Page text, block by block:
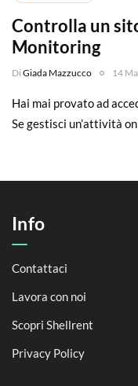
Controlla un
Monitoring
Di Giada Mazzucco 14
Hai mai provato ad
Se gestisci un’attività
Info
Contattaci
Lavora con noi
Scopri Shellrent
Privacy Policy